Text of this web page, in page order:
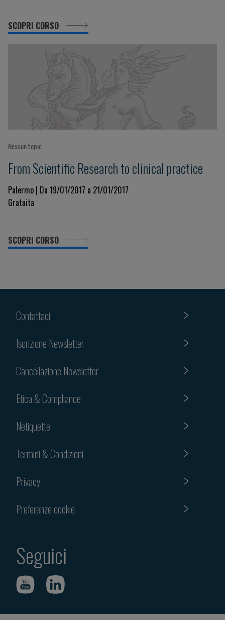
SCOPRI CORSO
Nessun topic
From Scientific Research to clinical practice
Palermo | Da 19/01/2017 a 21/01/2017
Gratuita
SCOPRI CORSO
Contattaci
Iscrizione Newsletter
Cancellazione Newsletter
Etica & Compliance
Netiquette
Termini & Condizioni
Privacy
Preferenze cookie
Seguici